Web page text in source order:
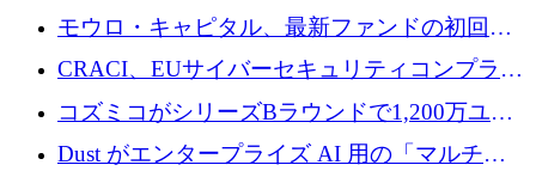
てヨーロッパ大陸法用の法律 AI を構築
モウロ・キャピタル、最新ファンドの初回ク
ローズで4億ドルを確保
CRACI、EUサイバーセキュリティコンプライ
アンスプラットフォームのために140万ユーロ
コズミコがシリーズBラウンドで1,200万ユー
ロを調達
Dust がエンタープライズ AI 用の「マルチプ